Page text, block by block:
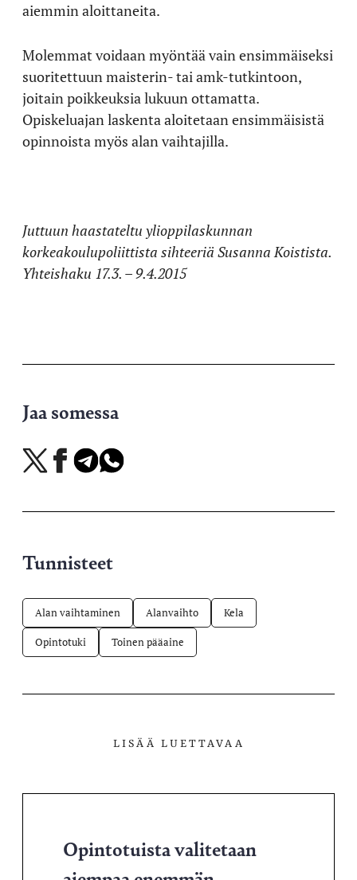
aiemmin aloittaneita.
Molemmat voidaan myöntää vain ensimmäiseksi
suoritettuun maisterin- tai amk-tutkintoon,
joitain poikkeuksia lukuun ottamatta.
Opiskeluajan laskenta aloitetaan ensimmäisistä
opinnoista myös alan vaihtajilla.
Juttuun haastateltu ylioppilaskunnan
korkeakoulupoliittista sihteeriä Susanna Koistista.
Yhteishaku 17.3. – 9.4.2015
Jaa somessa
Jaa
X-
Jaa
Facebookissa
Jaa
Telegramissa
Jaa
WhatsAppissa
Tunnisteet
Alan vaihtaminen Alanvaihto Kela
Opintotuki Toinen pääaine
LISÄÄ LUETTAVAA
Opintotuista valitetaan